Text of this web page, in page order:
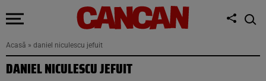
Acasă » daniel niculescu jefuit
DANIEL NICULESCU JEFUIT